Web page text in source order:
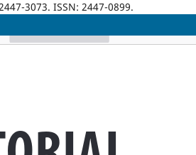
3073. ISSN: 2447-0899.